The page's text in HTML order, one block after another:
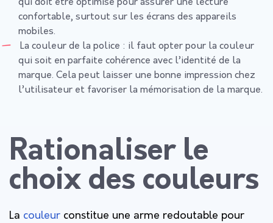
confortable, surtout sur les écrans des appareils
mobiles.
La couleur de la police : il faut opter pour la couleur
qui soit en parfaite cohérence avec l’identité de la
marque. Cela peut laisser une bonne impression chez
l’utilisateur et favoriser la mémorisation de la marque.
Rationaliser le
choix des couleurs
La couleur constitue une arme redoutable pour